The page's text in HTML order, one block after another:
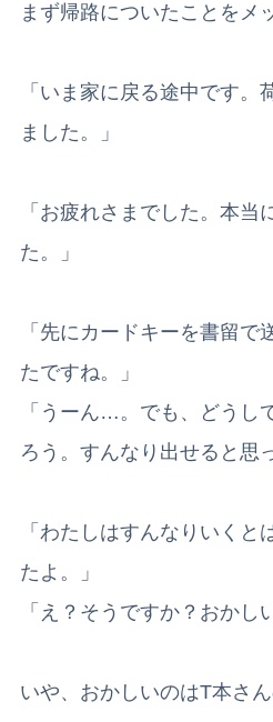
まず帰路についたことをメ
「いま家に戻る途中です。
ました。」
「お疲れさまでした。本当
た。」
「先にカードキーを書留で
たですね。」
「うーん…。でも、どうし
ろう。すんなり出せると思
「わたしはすんなりいくと
たよ。」
「え？そうですか？おかし
いや、おかしいのはT本さん